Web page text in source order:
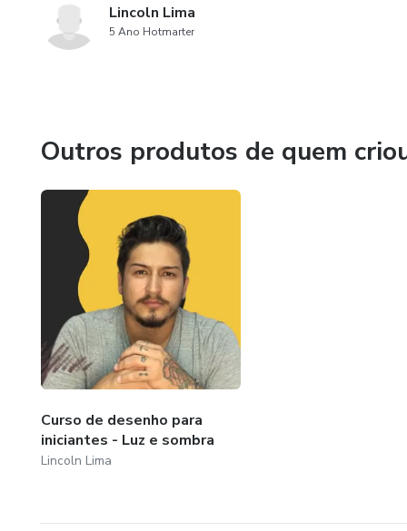
Lincoln Lima
5 Ano Hotmarter
Outros produtos de quem
Curso de desenho para
iniciantes - Luz e sombra
Lincoln Lima